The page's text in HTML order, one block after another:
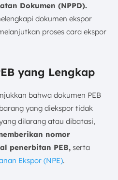
Dokumen (NPPD).
dokumen ekspor
proses cara ekspor
yang Lengkap
bahwa dokumen PEB
yang diekspor tidak
dilarang atau dibatasi,
nomor
penerbitan PEB, serta
Ekspor (NPE).